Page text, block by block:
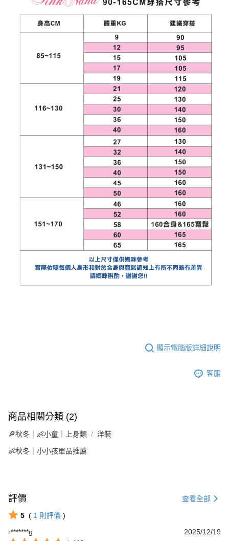
顯示電腦版詳細說明
客服
商品相關分類 (2)
🔎秋冬｜👶小童｜上身類 洋裝
👶秋冬｜小小孩單品推薦
評價 查看全部
5 ( 1 則評價 )
r*******g
2025/12/19